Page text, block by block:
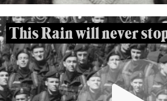
This Rain will never